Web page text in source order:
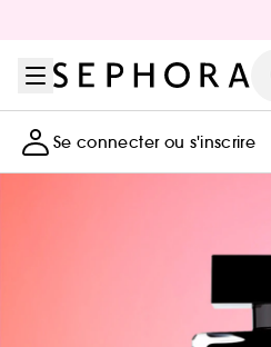
Se connecter ou s'inscrire